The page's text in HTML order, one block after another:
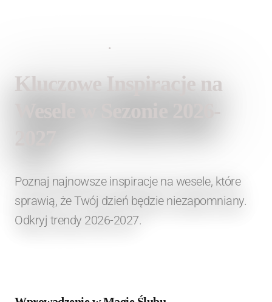
•
Kluczowe Inspiracje na
Poznaj najnowsze inspiracje na wesele, które
sprawią, że Twój dzień będzie niezapomniany.
Odkryj trendy 2026-2027.